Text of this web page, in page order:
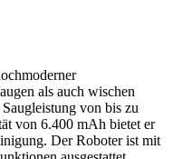
als auch wischen
von bis zu
von 6.400 mAh bietet er
Der Roboter ist mit